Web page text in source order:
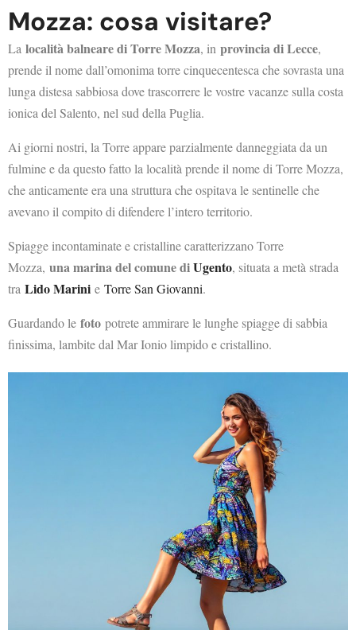
Mozza: cosa visitare?​
La località balneare di Torre Mozza, in provincia di Lecce,
prende il nome dall’omonima torre cinquecentesca che sovrasta una
lunga distesa sabbiosa dove trascorrere le vostre vacanze sulla costa
ionica del Salento, nel sud della Puglia.
Ai giorni nostri, la Torre appare parzialmente danneggiata da un
fulmine e da questo fatto la località prende il nome di Torre Mozza,
che anticamente era una struttura che ospitava le sentinelle che
avevano il compito di difendere l’intero territorio.
Spiagge incontaminate e cristalline caratterizzano Torre
Mozza, una marina del comune diUgento, situata a metà strada
tra Lido Marini e Torre San Giovanni.
Guardando le foto potrete ammirare le lunghe spiagge di sabbia
finissima, lambite dal Mar Ionio limpido e cristallino.